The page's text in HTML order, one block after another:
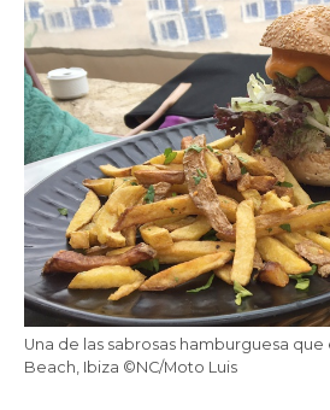
Una de las sabrosas hamburguesa
Beach, Ibiza ©NC/Moto Luis